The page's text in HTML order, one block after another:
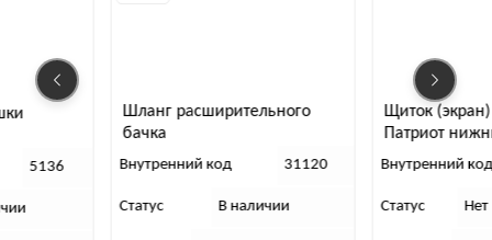
расширительного
код 31120
В наличии
Щиток (экран) нейтрализатора
Внутренний код 32696
Статус Нет в наличии